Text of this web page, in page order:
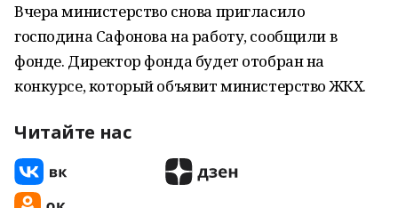
Вчера министерство снова пригласило
господина Сафонова на работу, сообщили в
фонде. Директор фонда будет отобран на
конкурсе, который объявит министерство ЖКХ.
Читайте нас